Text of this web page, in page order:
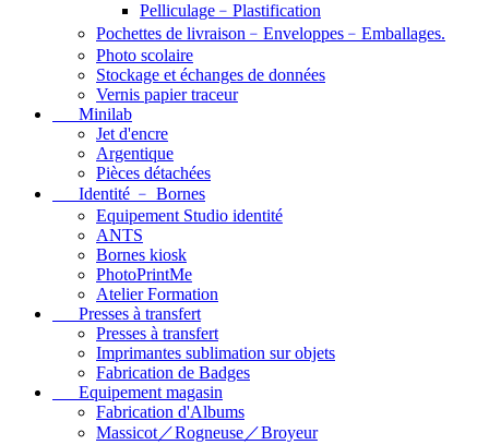
Pelliculage﹣Plastification
Pochettes de livraison﹣Enveloppes﹣Emballages.
Photo scolaire
Stockage et échanges de données
Vernis papier traceur
Minilab
Jet d'encre
Argentique
Pièces détachées
Identité ﹣ Bornes
Equipement Studio identité
ANTS
Bornes kiosk
PhotoPrintMe
Atelier Formation
Presses à transfert
Presses à transfert
Imprimantes sublimation sur objets
Fabrication de Badges
Equipement magasin
Fabrication d'Albums
Massicot／Rogneuse／Broyeur